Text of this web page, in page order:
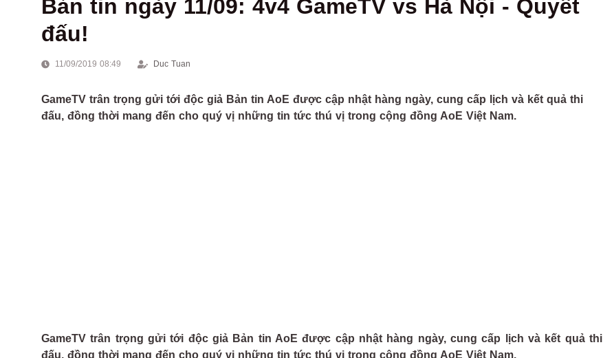
Bản tin ngày 11/09: 4v4 GameTV vs Hà Nội - Quyết
đấu!
11/09/2019 08:49 Duc Tuan
GameTV trân trọng gửi tới độc giả Bản tin AoE được cập nhật hàng ngày, cung cấp lịch và kết quả thi
đấu, đồng thời mang đến cho quý vị những tin tức thú vị trong cộng đồng AoE Việt Nam.
GameTV trân trọng gửi tới độc giả Bản tin AoE được cập nhật hàng ngày, cung cấp lịch và kết quả thi
đấu, đồng thời mang đến cho quý vị những tin tức thú vị trong cộng đồng AoE Việt Nam.